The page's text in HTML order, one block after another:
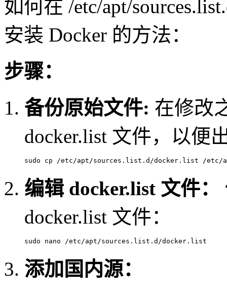
如何在 /etc/apt/
安装 Docker 的方法：
步骤：
备份原始文件: 在修改
docker.list 文件，以便
sudo cp /etc/apt/sources.list.d/docker.list /etc/
编辑 docker.list 文件：
docker.list 文件：
sudo nano /etc/apt/sources.list.d/docker.list
添加国内源：